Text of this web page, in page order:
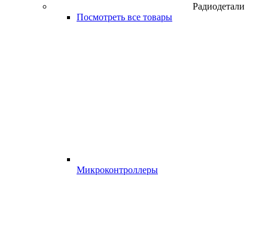
Радиодетали
Посмотреть все товары
Микроконтроллеры